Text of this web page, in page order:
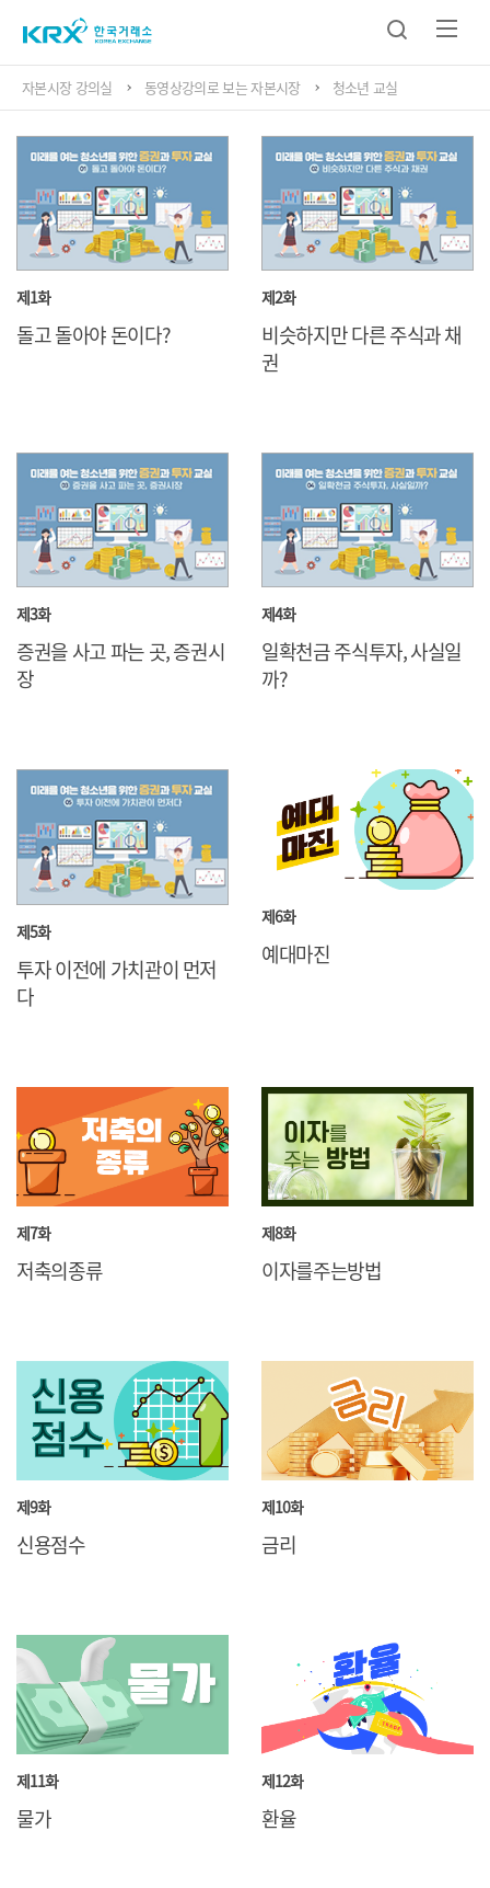
자본시장 강의실 동영상강의로 보는 자본시장 청소년 교실
제1화
돌고 돌아야 돈이다?
제2화
비슷하지만 다른 주식과 채
권
제3화
증권을 사고 파는 곳, 증권시
장
제4화
일확천금 주식투자, 사실일
까?
제5화
투자 이전에 가치관이 먼저
다
제6화
예대마진
제7화
저축의종류
제8화
이자를주는방법
제9화
신용점수
제10화
금리
제11화
물가
제12화
환율